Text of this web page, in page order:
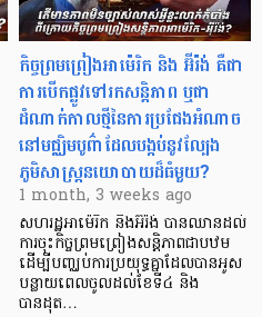
កិច្ចព្រមព្រៀងអាម៉េរិក និង អ៊ីរ៉ង់ គឺជា
ការបើកផ្លូវទៅរកសន្តិភាព ឬជា
ដំណាក់កាលថ្មីនៃការប្រជែងអំណាច
នៅមជ្ឈិមបូព៌ាដែលបង្កប់នូវល្បែង
ភូមិសាស្ត្រនយោបាយដ៏ធំមួយ?
1 month, 3 weeks ago
សហរដ្ឋអាម៉េរិក និងអ៊ីរ៉ង់ បានឈានដល់
ការចុះកិច្ចព្រមព្រៀងសន្តិភាពជាបឋម
ដើម្បីបញ្ឈប់ការប្រយុទ្ធគ្នាដែលបានអូស
បន្លាយពេលចូលដល់ខែទី៤ និង
បានដុត…